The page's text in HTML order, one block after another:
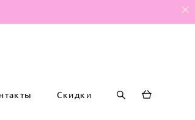
Скидки